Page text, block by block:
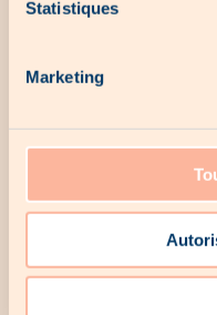
Statistiques
Marketing
Journée
meilleurs cadeaux
meilleur(e) ami(e)
Le 30 juillet 2024, c’est la